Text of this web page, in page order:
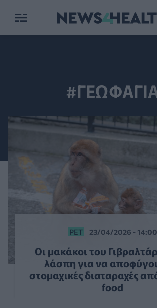
PET 23/04/2026 - 14:00
Οι μακάκοι του
λάσπη για να
στομαχικές διαταραχές
food